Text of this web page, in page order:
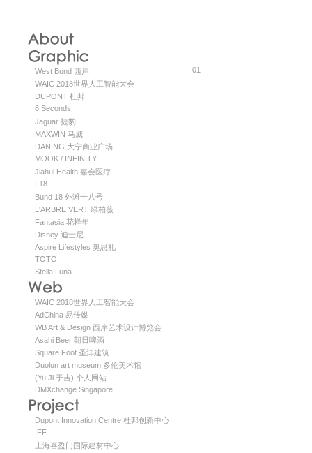
West Bund 西岸
WAIC 2018世界人工智能大会
DUPONT 杜邦
8 Seconds
Jaguar 捷豹
MAXWIN 马威
DANING 大宁商业广场
MOOK / INFINITY
Jiahui Health 嘉会医疗
L18
Bund 18 外滩十八号
L'ARBRE VERT 绿柏薇
Fantasia 花样年
Disney 迪士尼
Aspire Lifestyles 奥思礼
TOTO
Stella Luna
WAIC 2018世界人工智能大会
AdChina 易传媒
WB Art & Design 西岸艺术设计博览会
Asahi Beer 朝日啤酒
Square Foot 圣沣建筑
Duolun art museum 多伦美术馆
(Yu Ji 于吉) 个人网站
DMXchange Singapore
Dupont Innovation Centre 杜邦创新中心
IFF
上海喜盈门国际建材中心
01